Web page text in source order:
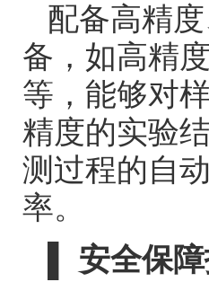
配备高精
备，如高精
等，能够对
精度的实验
测过程的自
率。
安全保